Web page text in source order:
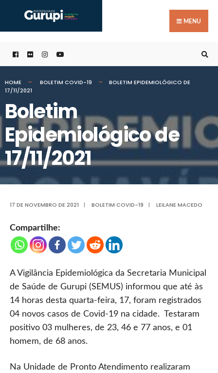
MENU
HOME BOLETIM COVID-19
BOLETIM EPIDEMIOLÓGICO DE
17/11/2021
Boletim
Epidemiológico de
17/11/2021
17 DE NOVEMBRO DE 2021 | BOLETIM COVID-19 | LEILANE MACEDO
Compartilhe:
A Vigilância Epidemiológica da Secretaria Municipal
de Saúde de Gurupi (SEMUS) informou que até às
14 horas desta quarta-feira, 17, foram registrados
04 novos casos de Covid-19 na cidade. Testaram
positivo 03 mulheres, de 23, 46 e 77 anos, e 01
homem, de 68 anos.
Na Unidade de Pronto Atendimento realizaram
por: